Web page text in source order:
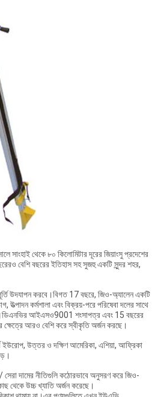
সাংহাই থেকে ৮০ কিলোমিটার দূরের জিয়াংসু প্রদেশের
বেশি বছরের ইতিহাস সহ সুজহু একটি সুন্দর শহর,
উদযাপন করবে।বিগত 17 বছরে, জিও-অ্যালেন একটি
উত্পাদন কর্মশালা এবং বিক্রয়-পরে পরিষেবা দলের সাথে
আইএসও9001 শংসাপত্র এবং 15 বছরের
ক্ষেত্রে আরও বেশি করে স্বীকৃতি অর্জন করছে।
ইউরোপ, উত্তর ও দক্ষিণ আমেরিকা, এশিয়া, আফ্রিকা
সেরা দামের নীতিগুলি কঠোরভাবে অনুসরণ করে জিও-
থেকে উচ্চ খ্যাতি অর্জন করেছে।